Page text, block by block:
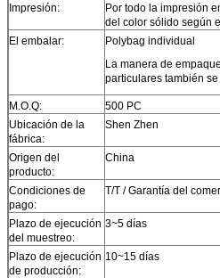
Impresión:
Por todo la impresión
del color sólido según
El embalar:
Polybag individual
La manera de
particulares también
M.O.Q:
500 PC
Ubicación de la
fábrica:
Shen Zhen
Origen del
producto:
China
Condiciones de
pago:
T/T / Garantía del
Plazo de ejecución
del muestreo:
3~5 días
Plazo de ejecución
de producción:
10~15 días